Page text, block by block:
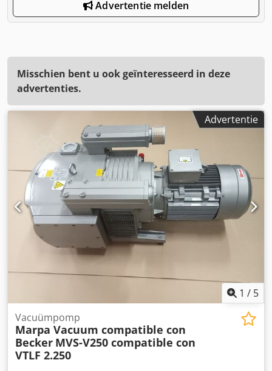
Advertentie melden
Misschien bent u ook geïnteresseerd in deze
advertenties.
Advertentie
1 / 5
Vacuümpomp
Marpa Vacuum compatible con
Becker MVS-V250 compatible con
VTLF 2.250